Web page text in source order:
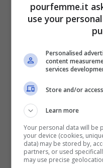
COME SI
POLPETTE DI
Inizia
e tritali
restare a
e
In una
pourfemme.it
use your
Personalised
content
services
Store and/or
Learn more
Your personal data will be
your device (cookies,
data) may be stored by,
partners, or used
may use precise